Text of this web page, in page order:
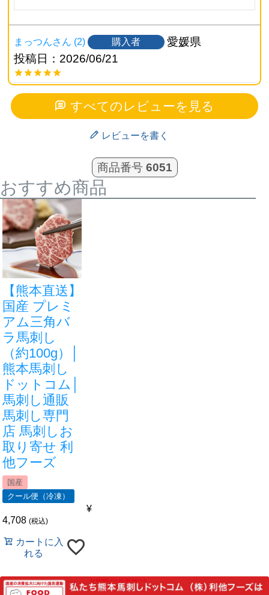
まっつん 2 購入者
愛媛県
投稿日
2026/06/21
父の日のプレゼントとして購入しました。｢すごく
美味しかった｣と本当に喜んでくれたので、贈って
よかったなと思いました。また来年も利用したい
まみー 2 購入者
非公開
投稿日
2026/05/27
たてがみと赤身を一緒に食べるとほんと美味しい
です！
最近はたてがみが売り切れてて残念です。
もっと単品で買えるようになったらいいのにな〜
kazultupe
愛知県 70歳以上
投稿日
2025/12/10
今回も全ての馬刺しがとても美味しかったです。
これからも色んな馬刺しを注文して楽しみにたい
です。
親孝行
投稿日
何度もリピートしています。臭いや癖もなく、一
口噛むたびに幸せを味わえます。今回のは特に立
て髪の部位が柔らかくてビックリしました。
マイケル 1 購入者
非公開
すべてのレビューを見る
レビューを書く
商品番号 6051
おすすめ商品
【熊本直送】
国産 プレミ
アム三角バ
ラ馬刺し
（約100g）│
熊本馬刺し
ドットコム│
馬刺し通販
馬刺し専門
店 馬刺しお
取り寄せ 利
他フーズ
国産
クール便（冷凍）
¥
4,708 税込
カートに入
れる